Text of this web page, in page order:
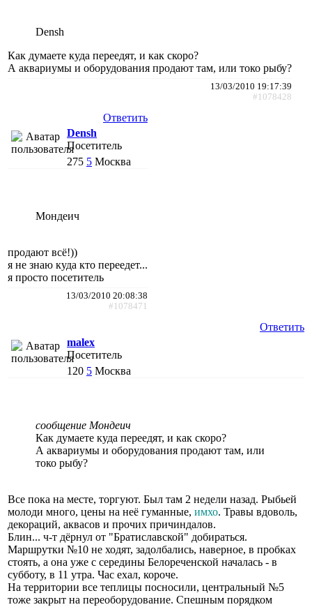
Densh
Как думаете куда переедят, и как скоро?
А аквариумы и оборудования продают там, или токо рыбу?
13/03/2010 19:17:39
#1078428
Ответить
Densh
Посетитель
275 5 Москва
Мондеич
продают всё!))
я не знаю куда кто переедет...
я просто посетитель
13/03/2010 20:08:38
#1078471
Ответить
malex
Посетитель
120 5 Москва
сообщение Мондеич
Как думаете куда переедят, и как скоро?
А аквариумы и оборудования продают там, или
токо рыбу?
Все пока на месте, торгуют. Был там 2 недели назад. Рыбьей
молоди много, цены на неё гуманные, имхо. Травы вдоволь,
декораций, аквасов и прочих причиндалов.
Блин... ч-т дёрнул от "Братиславской" добираться.
Маршрутки №10 не ходят, задолбались, наверное, в пробках
стоять, а она уже с середины Белореченской началась - в
субботу, в 11 утра. Час ехал, короче.
На территории все теплицы посносили, центральный №5
тоже закрыт на переоборудование. Спешным порядком